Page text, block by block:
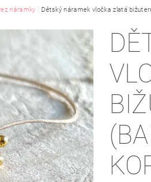
náramky Dětský náramek vločka zlatá